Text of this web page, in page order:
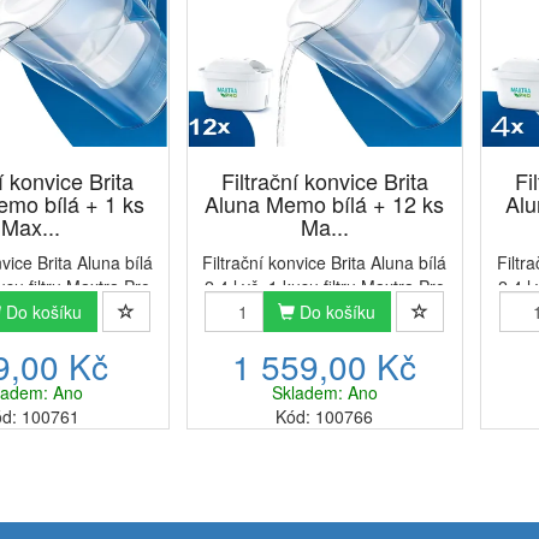
konvice Brita
bílá + 1 ks
Max...
Brita Aluna bílá
filtru Maxtra Pro
a
Brita Aluna na
vody v bílém
využívá vodní filtr
Pro. F...
Do košíku
Kč
Ano
100761
Filtrační konvice Brita
Aluna Memo bílá + 12 ks
Ma...
Filtrační konvice Brita Aluna bílá
2,4 l vč. 1 kusu filtru Maxtra Pro
Pure PerformanceModerní a
stylová konvice Brita Aluna na
filtrování vody v bílém
provedení využívá vodní filtr
Brita Maxtra Pro. F...
Do košíku
1 559,00 Kč
Skladem: Ano
Kód: 100766
2,4 l